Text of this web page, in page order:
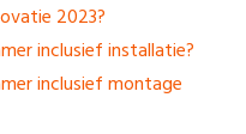
2023?
inclusief installatie?
inclusief montage